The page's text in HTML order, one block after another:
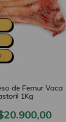
de Femur Vaca
1Kg